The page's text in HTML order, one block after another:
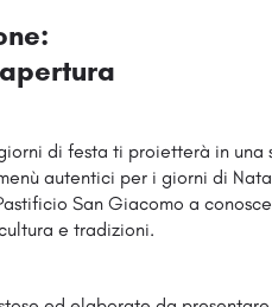
di festa ti proietterà in una
autentici per i giorni di
San Giacomo a
e tradizioni.